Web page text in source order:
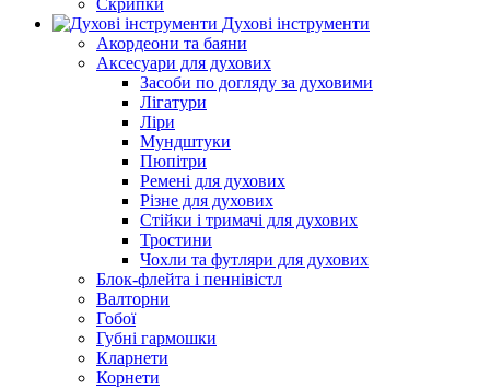
Скрипки
Духові інструменти
Акордеони та баяни
Аксесуари для духових
Засоби по догляду за духовими
Лігатури
Ліри
Мундштуки
Пюпітри
Ремені для духових
Різне для духових
Стійки і тримачі для духових
Тростини
Чохли та футляри для духових
Блок-флейта і пеннівістл
Валторни
Гобої
Губні гармошки
Кларнети
Корнети